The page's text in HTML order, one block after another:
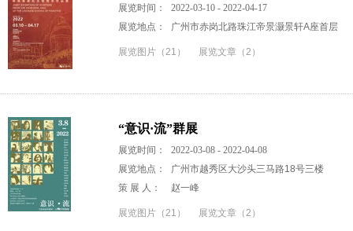
展览时间：
2022-03-10 - 2022-04-17
展览地点：
广州市赤岗北路珠江帝景灏景轩A座首层
展览图片（21） 展览文章（2）
“意识·流”群展
展览时间：
2022-03-08 - 2022-04-08
展览地点：
广州市越秀区大沙头三马路18号三楼
策 展 人：
赵一峰
展览图片（21） 展览文章（2）